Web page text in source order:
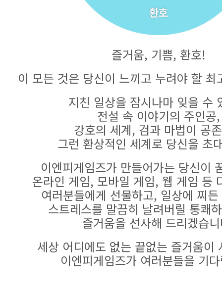
즐거움, 기쁨, 환호!
이 모든 것은 당신이 느끼고 누려야 할 최
지친 일상을 잠시나마 잊을 수
전설 속 이야기의 주인공,
강호의 세계, 검과 마법이 공
그런 환상적인 세계로 당신을 초
이엔피게임즈가 만들어가는 당신이
온라인 게임, 모바일 게임, 웹 게임 등
여러분들에게 선물하고, 일상에 찌
스트레스를 말끔히 날려버릴 통쾌
즐거움을 선사해 드리겠습
세상 어디에도 없는 끝없는 즐거움이
이엔피게임즈가 여러분들을 기